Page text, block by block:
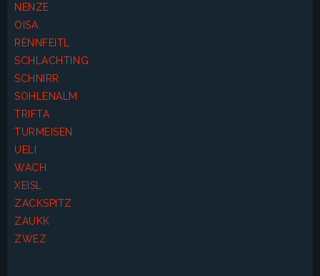
NENZE
OISA
RENNFEITL
SCHLACHTING
SCHNIRR
SOHLENALM
TRIFTA
TURMEISEN
UELI
WACH
XEISL
ZACKSPITZ
ZAUKK
ZWEZ